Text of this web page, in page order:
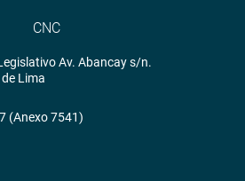
CNC
Av. Abancay s/n.
Lima
(Anexo 7541)